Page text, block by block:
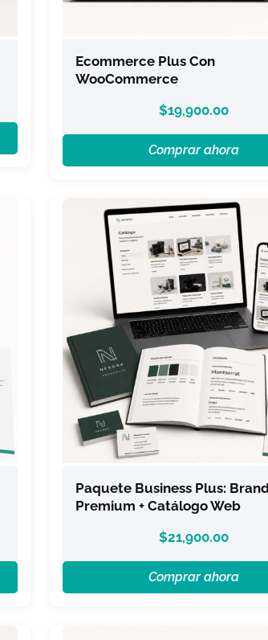
Ecommerce Plus Con
WooCommerce
$19,900.00
Comprar ahora
Paquete Business Plus:
Premium + Catálogo Web
$21,900.00
Comprar ahora